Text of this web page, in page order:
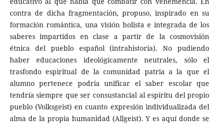
contra de dicha fragmentación, propuso, inspirado en su
formación romántica, una visión holista e integrada de los
saberes impartidos en clase a partir de la cosmovisión
étnica del pueblo español (intrahistoria). No pudiendo
haber educaciones ideológicamente neutrales, sólo el
trasfondo espiritual de la comunidad patria a la que el
alumno pertenece podría unificar el saber escolar que
tendría siempre que ser consustancial al espíritu del propio
pueblo (Volksgeist) en cuanto expresión individualizada del
alma de la propia humanidad (Allgeist). Y es aquí donde se